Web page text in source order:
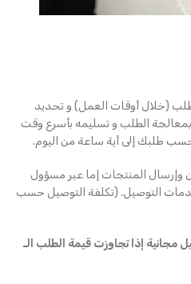
(خلال أوقات العمل) و تحديد
الطلب و تسليمه بأسرع وقت
طلبك إلى أية ساعة من اليوم.
وإرسال المنتجات إما عبر مسؤول
التوصيل. (تكلفة التوصيل حسب
إذا تجاوزت قيمة الطلب الـ